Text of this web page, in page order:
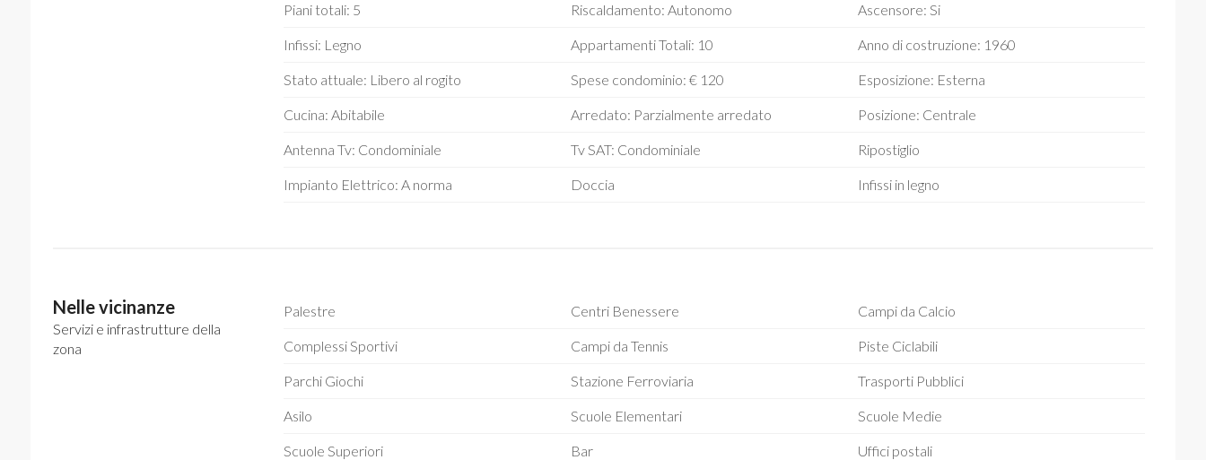
Piani totali: 5 Riscaldamento: Autonomo Ascensore: Si
Infissi: Legno Appartamenti Totali: 10 Anno di costruzione: 1960
Stato attuale: Libero al rogito Spese condominio: € 120 Esposizione: Esterna
Cucina: Abitabile Arredato: Parzialmente arredato Posizione: Centrale
Antenna Tv: Condominiale Tv SAT: Condominiale Ripostiglio
Impianto Elettrico: A norma Doccia Infissi in legno
Nelle vicinanze
Servizi e infrastrutture della
zona
Palestre Centri Benessere Campi da Calcio
Complessi Sportivi Campi da Tennis Piste Ciclabili
Parchi Giochi Stazione Ferroviaria Trasporti Pubblici
Asilo Scuole Elementari Scuole Medie
Scuole Superiori Bar Uffici postali